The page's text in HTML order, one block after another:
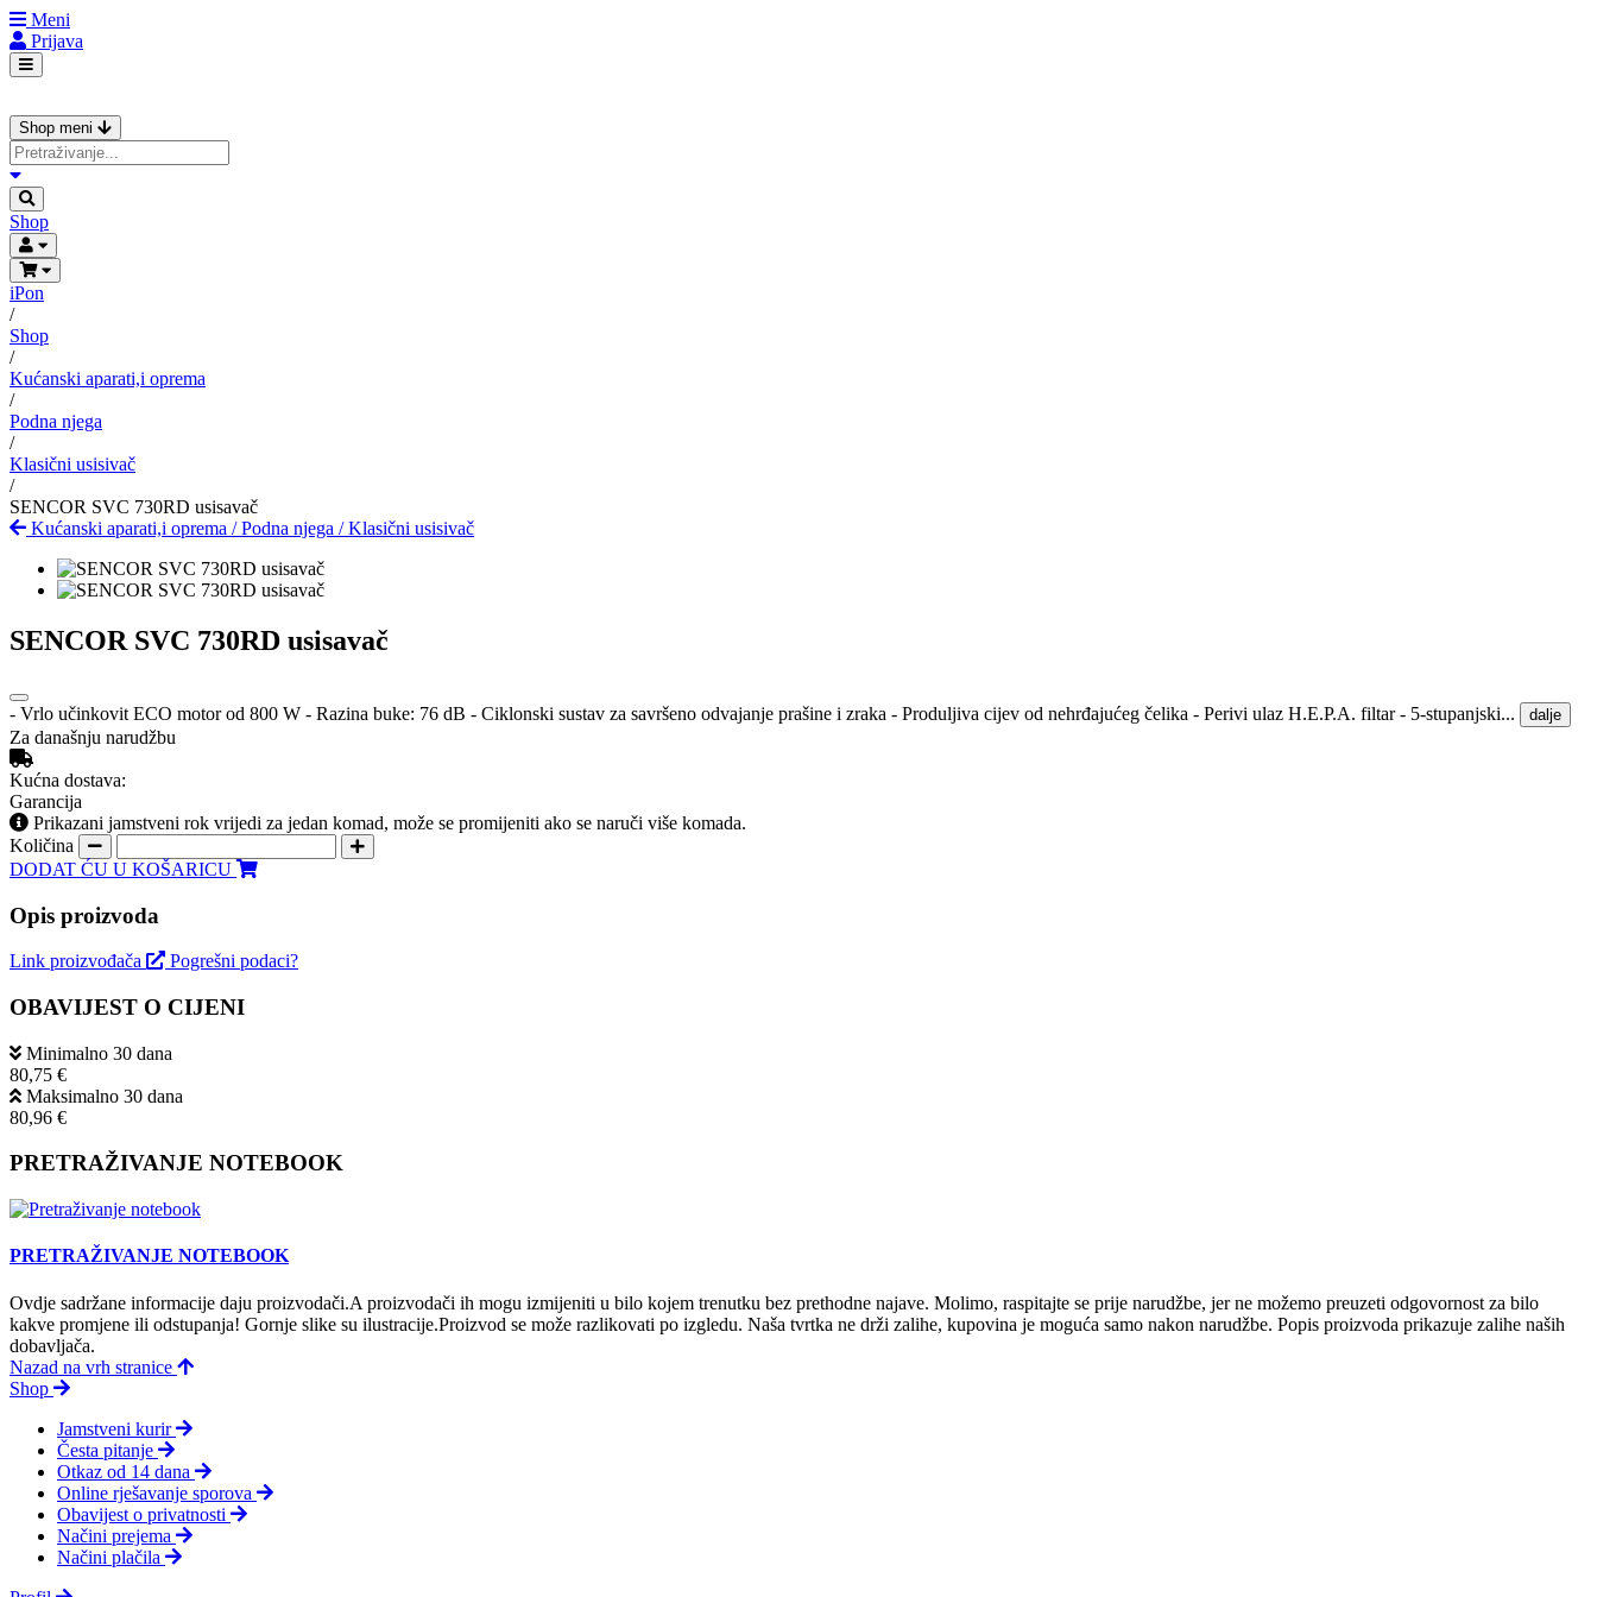
Meni
Prijava
Shop meni
Shop
iPon
/
Shop
/
Kućanski aparati,i oprema
/
Podna njega
/
Klasični usisivač
/
SENCOR SVC 730RD usisavač
Kućanski aparati,i oprema /Podna njega /Klasični usisivač
SENCOR SVC 730RD usisavač
- Vrlo učinkovit ECO motor od 800 W - Razina buke: 76 dB - Ciklonski sustav za savršeno odvajanje prašine i zraka - Produljiva cijev od nehrđajućeg čelika - Perivi ulaz H.E.P.A. filtar - 5-stupanjski... dalje
Za današnju narudžbu
Kućna dostava:
Garancija
Prikazani jamstveni rok vrijedi za jedan komad, može se promijeniti ako se naruči više komada.
Količina
DODAT ĆU U KOŠARICU
Opis proizvoda
Link proizvođača Pogrešni podaci?
OBAVIJEST O CIJENI
Minimalno 30 dana
80,75 €
Maksimalno 30 dana
80,96 €
PRETRAŽIVANJE NOTEBOOK
PRETRAŽIVANJE NOTEBOOK
Ovdje sadržane informacije daju proizvodači.A proizvodači ih mogu izmijeniti u bilo kojem trenutku bez prethodne najave. Molimo, raspitajte se prije narudžbe, jer ne možemo preuzeti odgovornost za bilo
kakve promjene ili odstupanja! Gornje slike su ilustracije.Proizvod se može razlikovati po izgledu. Naša tvrtka ne drži zalihe, kupovina je moguća samo nakon narudžbe. Popis proizvoda prikazuje zalihe naših
dobavljača.
Nazad na vrh stranice
Shop
Jamstveni kurir
Česta pitanje
Otkaz od 14 dana
Online rješavanje sporova
Obavijest o privatnosti
Načini prejema
Načini plačila